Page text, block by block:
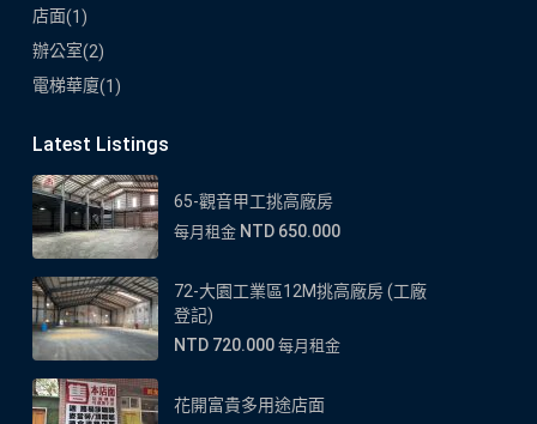
店面(1)
辦公室(2)
電梯華廈(1)
Latest Listings
65-觀音甲工挑高廠房
每月租金 NTD 650.000
72-大園工業區12M挑高廠房 (工廠
登記)
NTD 720.000 每月租金
花開富貴多用途店面